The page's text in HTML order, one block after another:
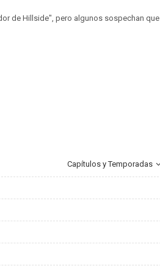
de Hillside", pero algunos sospechan que
Capítulos y Temporadas